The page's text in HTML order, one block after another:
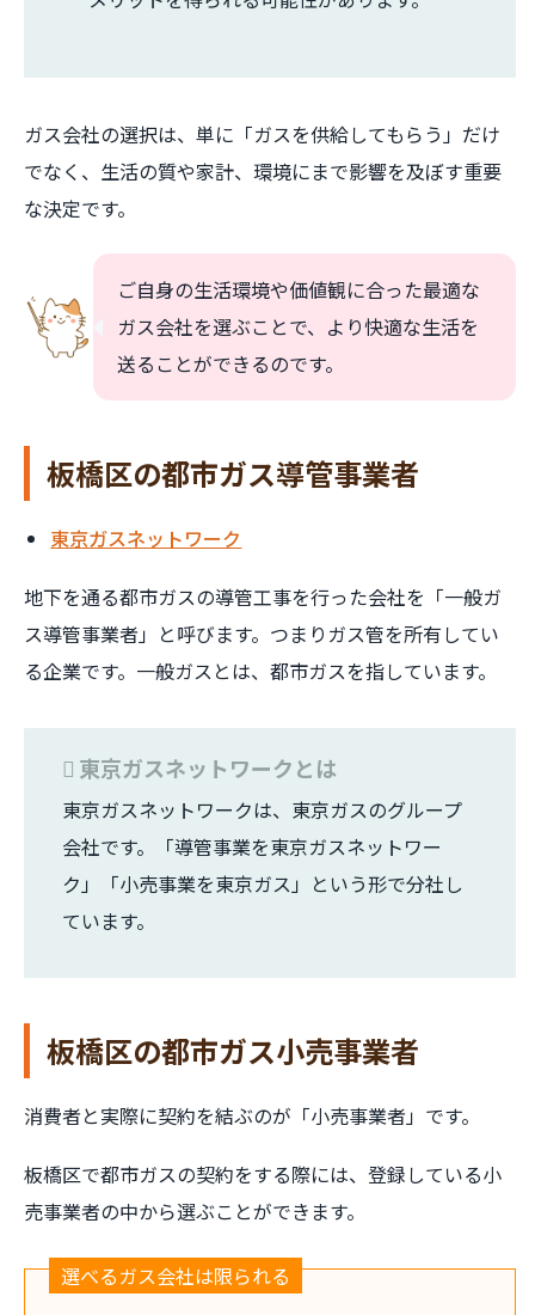
ガス会社の選択は、単に「ガスを供給してもらう」だけ
でなく、生活の質や家計、環境にまで影響を及ぼす重要
な決定です。
ご自身の生活環境や価値観に合った最適な
ガス会社を選ぶことで、より快適な生活を
送ることができるのです。
板橋区の都市ガス導管事業者
東京ガスネットワーク
地下を通る都市ガスの導管工事を行った会社を「一般ガ
ス導管事業者」と呼びます。つまりガス管を所有してい
る企業です。一般ガスとは、都市ガスを指しています。
東京ガスネットワークとは
東京ガスネットワークは、東京ガスのグループ
会社です。「導管事業を東京ガスネットワー
ク」「小売事業を東京ガス」という形で分社し
ています。
板橋区の都市ガス小売事業者
消費者と実際に契約を結ぶのが「小売事業者」です。
板橋区で都市ガスの契約をする際には、登録している小
売事業者の中から選ぶことができます。
選べるガス会社は限られる